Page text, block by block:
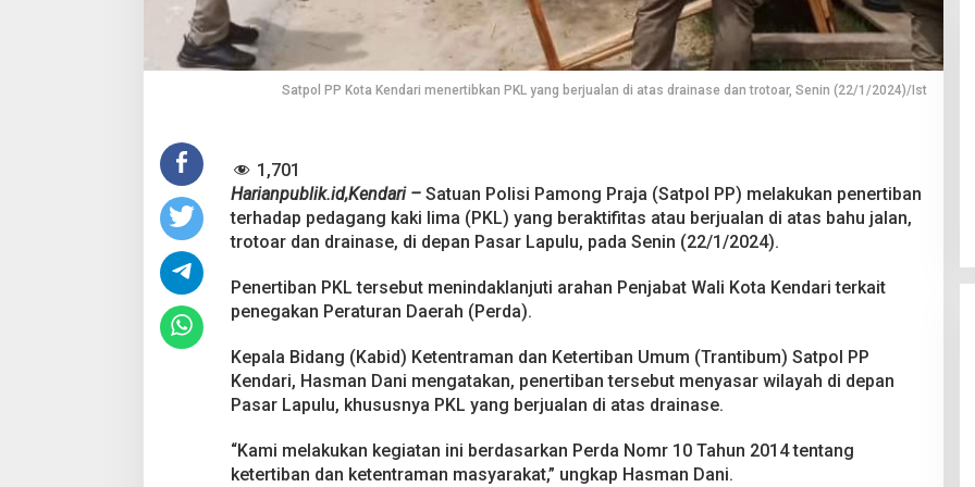
u
l
t
a
s
D
i
n
s
d
a
T
r
Satpol PP Kota Kendari menertibkan PKL yang berjualan di atas drainase dan trotoar, Senin (22/1/2024)/Ist
1,701
Harianpublik.id,Kendari – Satuan Polisi Pamong Praja (Satpol PP) melakukan penertiban
terhadap pedagang kaki lima (PKL) yang beraktifitas atau berjualan di atas bahu jalan,
trotoar dan drainase, di depan Pasar Lapulu, pada Senin (22/1/2024).
Penertiban PKL tersebut menindaklanjuti arahan Penjabat Wali Kota Kendari terkait
penegakan Peraturan Daerah (Perda).
Kepala Bidang (Kabid) Ketentraman dan Ketertiban Umum (Trantibum) Satpol PP
Kendari, Hasman Dani mengatakan, penertiban tersebut menyasar wilayah di depan
Pasar Lapulu, khususnya PKL yang berjualan di atas drainase.
“Kami melakukan kegiatan ini berdasarkan Perda Nomr 10 Tahun 2014 tentang
ketertiban dan ketentraman masyarakat,” ungkap Hasman Dani.
Mencekam, Mahasiswa Ditikam
Badik Usai Cekcok saat Pesta
Miras
Di Kriminal 29 Juni 2026
Ditreskrimsus Polda Sultra Sita
8.000 Liter BBM dan Ringkus 3
Tersangka
Di Kriminal, News | 20 Juni 2026